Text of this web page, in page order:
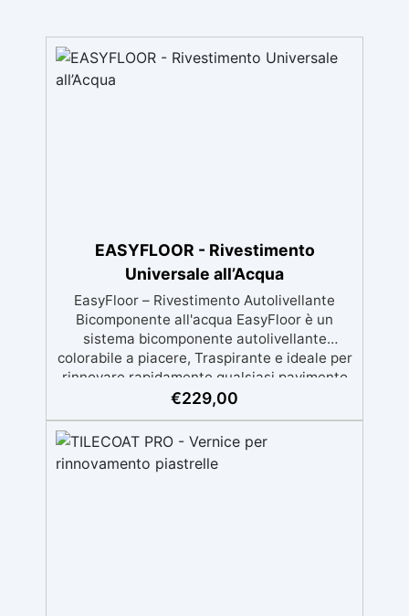
EASYFLOOR - Rivestimento
Universale all’Acqua
EasyFloor – Rivestimento Autolivellante
Bicomponente all'acqua EasyFloor è un
sistema bicomponente autolivellante
colorabile a piacere, Traspirante e ideale per
rinnovare rapidamente qualsiasi pavimento
con una finitura resistente, uniforme e
e aderisce anche su superfici difficili anche
verticali. Riempie crepe e irregolarità del
pavimento. Rinnovandolo con una sola
€229,00